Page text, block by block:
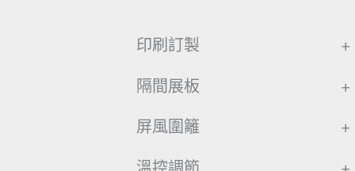
印刷訂製 +
隔間展板 +
屏風圍籬 +